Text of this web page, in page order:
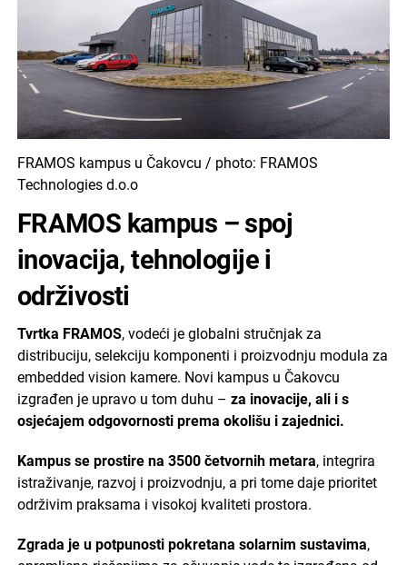
FRAMOS kampus u Čakovcu / photo: FRAMOS
Technologies d.o.o
FRAMOS kampus – spoj
inovacija, tehnologije i
održivosti
Tvrtka FRAMOS, vodeći je globalni stručnjak za
distribuciju, selekciju komponenti i proizvodnju modula za
embedded vision kamere. Novi kampus u Čakovcu
izgrađen je upravo u tom duhu – za inovacije, ali i s
osjećajem odgovornosti prema okolišu i zajednici.
Kampus se prostire na 3500 četvornih metara, integrira
istraživanje, razvoj i proizvodnju, a pri tome daje prioritet
održivim praksama i visokoj kvaliteti prostora.
Zgrada je u potpunosti pokretana solarnim sustavima,